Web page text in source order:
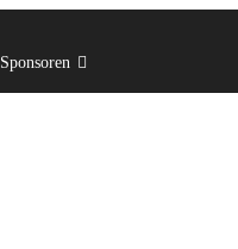
Sponsoren